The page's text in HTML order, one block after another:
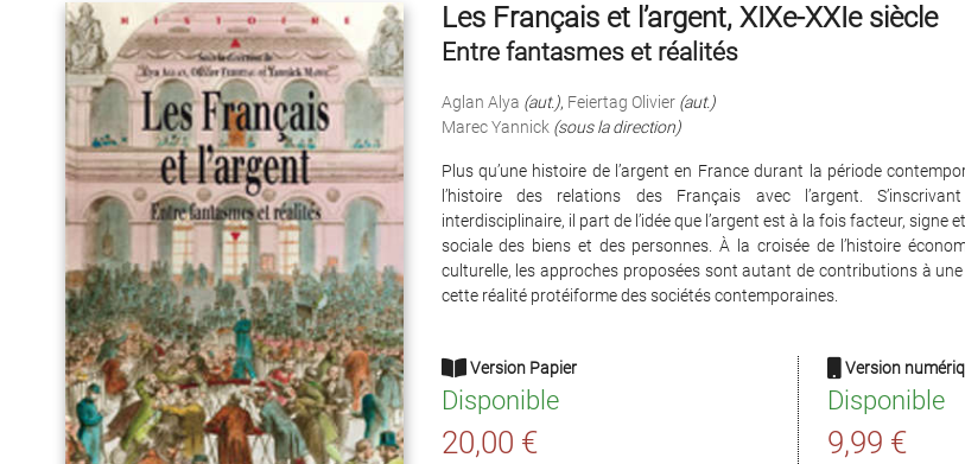
Les Français et l’argent, XIXe-XXIe siècle
Entre fantasmes et réalités
Aglan Alya (aut.), Feiertag Olivier (aut.)
Marec Yannick (sous la direction)
Plus qu’une histoire de l’argent en France durant la période
l’histoire des relations des Français avec l’argent.
interdisciplinaire, il part de l’idée que l’argent est à la fois facteur, signe
sociale des biens et des personnes. À la croisée de l’histoire
culturelle, les approches proposées sont autant de contributions à une
cette réalité protéiforme des sociétés contemporaines.
Version Papier
Disponible
20,00 €
Version
Disponible
9,99 €